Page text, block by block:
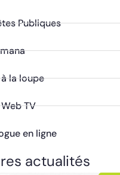
Publiques
la loupe
TV
en ligne
actualités